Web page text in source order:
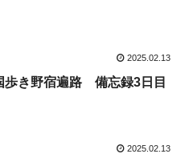
2025.02.13
歩き野宿遍路 備忘録3日目
2025.02.13